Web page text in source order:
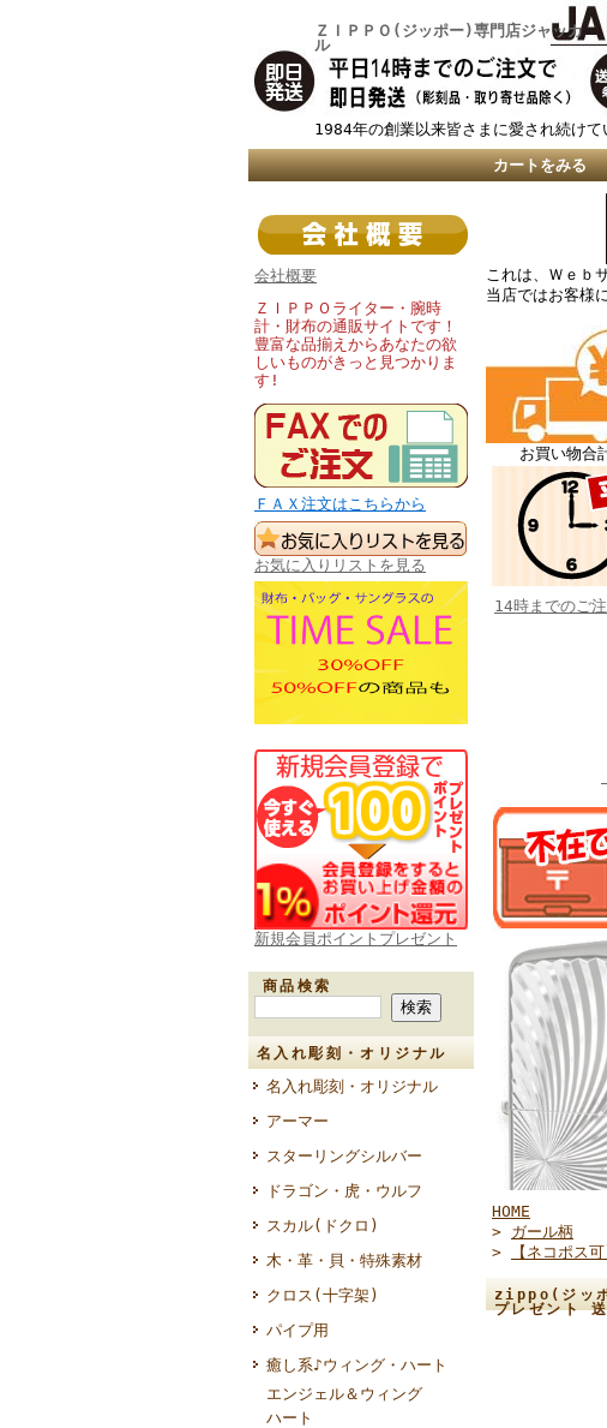
ＺＩＰＰＯ(ジッポー)専門店ジャッカ
ル
1984年の創業以来皆さまに愛され続け
カートをみる
会社概要
ＺＩＰＰＯライター・腕時
計・財布の通販サイトです！
豊富な品揃えからあなたの欲
しいものがきっと見つかりま
す!
ＦＡＸ注文はこちらから
お気に入りリストを見る
新規会員ポイントプレゼント
商品検索
名入れ彫刻・オリジナル
名入れ彫刻・オリジナル
アーマー
スターリングシルバー
ドラゴン・虎・ウルフ
スカル(ドクロ)
木・革・貝・特殊素材
クロス(十字架)
パイプ用
癒し系♪ウィング・ハート
エンジェル＆ウィング
ハート
これは、Ｗｅｂ
当店ではお客様
お買い物合
14時までのご
HOME
> ガール柄
>
【ネコポス
zippo(ジッ
プレゼント